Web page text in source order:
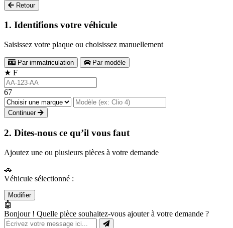
Retour
1. Identifions votre véhicule
Saisissez votre plaque ou choisissez manuellement
Par immatriculation Par modèle
★ F
67
Continuer
2. Dites-nous ce qu’il vous faut
Ajoutez une ou plusieurs pièces à votre demande
🚗
Véhicule sélectionné :
Modifier
🤖
Bonjour ! Quelle pièce souhaitez-vous ajouter à votre demande ?